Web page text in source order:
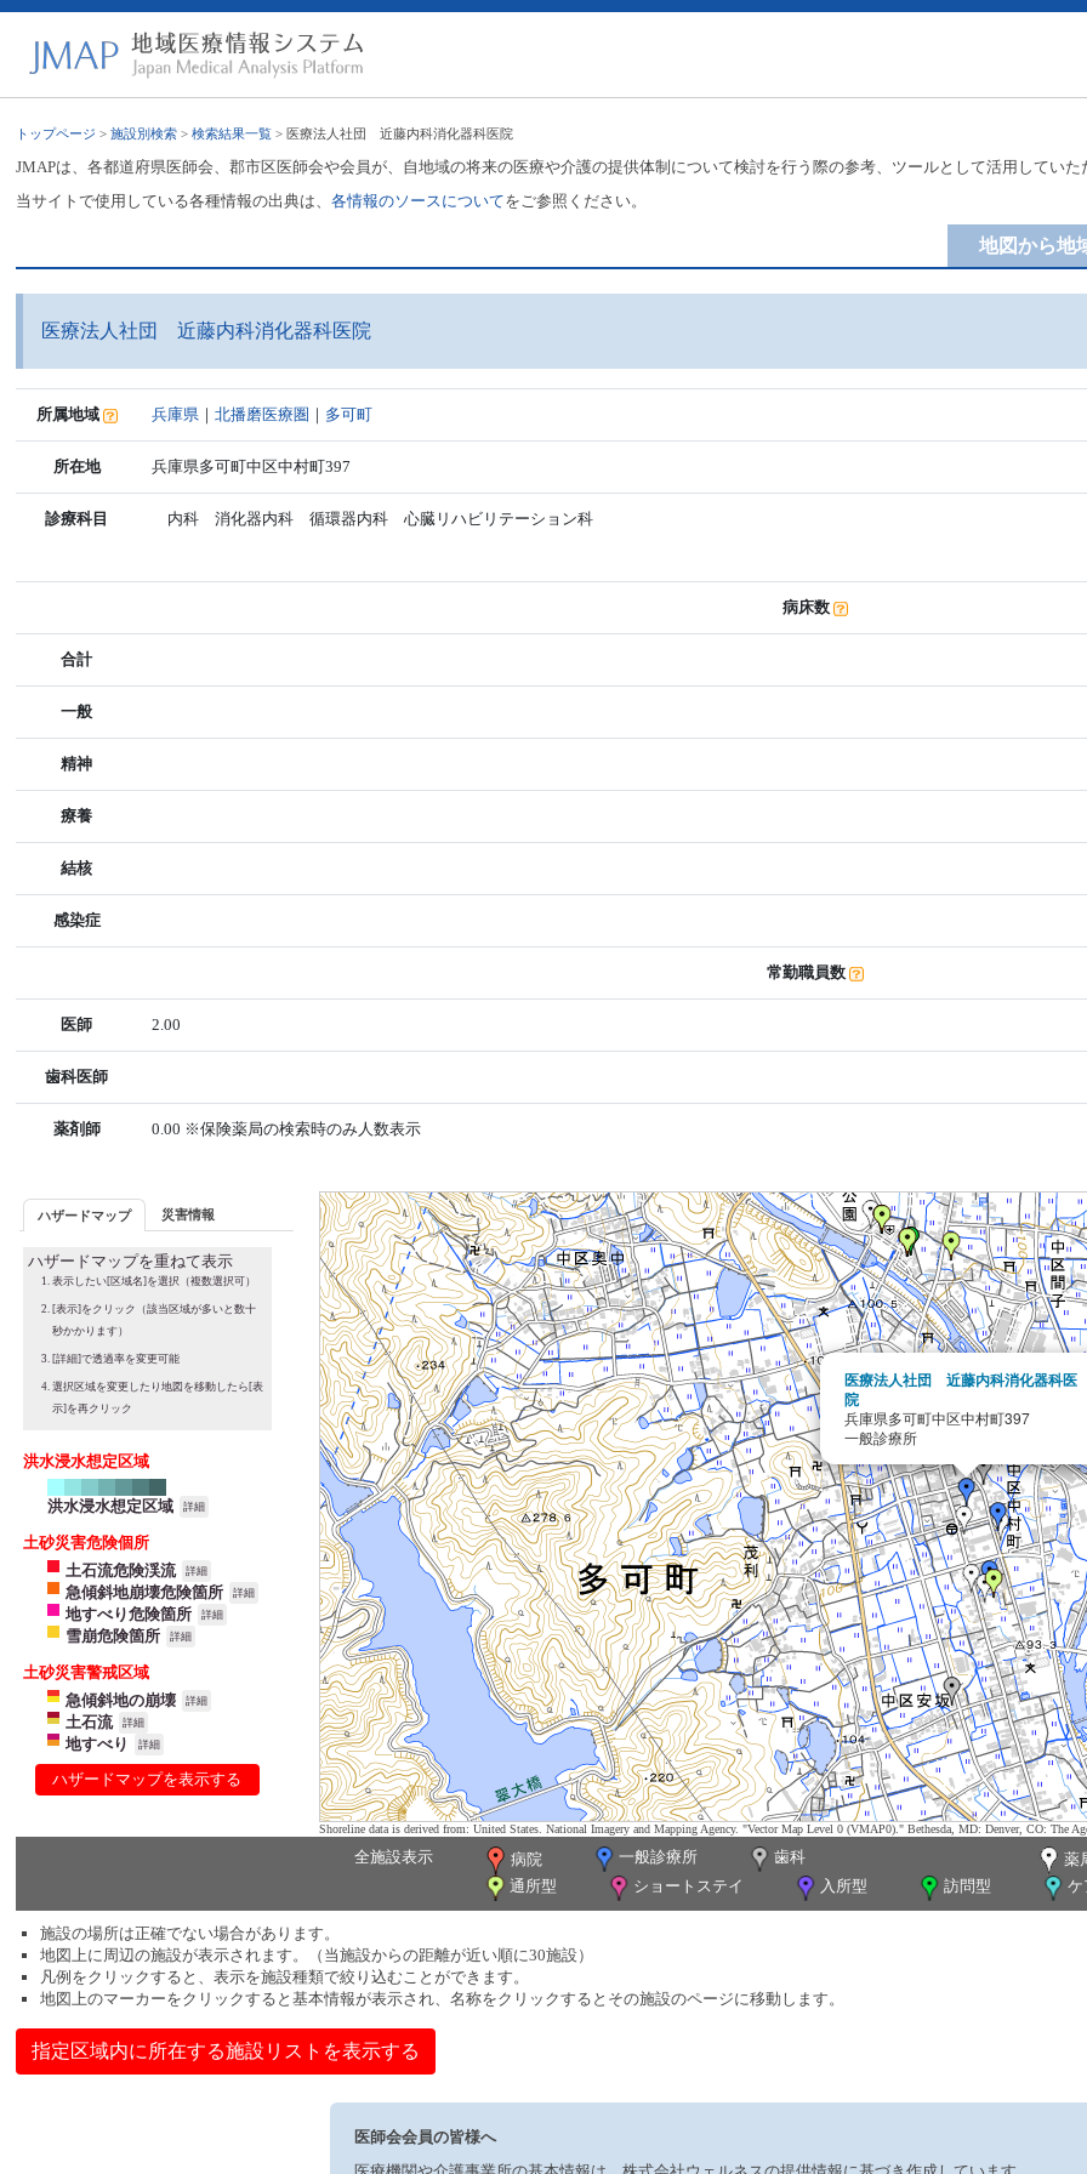
トップページ >施設別検索 >検索結果一覧 > 医療法人社団 近藤内科消化器科医院
JMAPは、各都道府県医師会、郡市区医師会や会員が、自地域の将来の医療や介護の提供体制について検討を行う際の参考、ツールとして活用してい
当サイトで使用している各種情報の出典は、各情報のソースについてをご参照ください。
地図から地
医療法人社団 近藤内科消化器科医院
所属地域 兵庫県 ｜北播磨医療圏 ｜ 多可町
所在地 兵庫県多可町中区中村町397
診療科目 内科 消化器内科 循環器内科 心臓リハビリテーション科
病床数
合計
一般
精神
療養
結核
感染症
常勤職員数
医師 2.00
歯科医師
薬剤師 0.00 ※保険薬局の検索時のみ人数表示
ハザードマップ 災害情報
ハザードマップを重ねて表示
表示したい[区域名]を選択（複数選択可）
[表示]をクリック（該当区域が多いと数十
秒かかります）
[詳細]で透過率を変更可能
選択区域を変更したり地図を移動したら[表
示]を再クリック
洪水浸水想定区域
洪水浸水想定区域 詳細
土砂災害危険個所
土石流危険渓流
詳細
急傾斜地崩壊危険箇所 詳細
地すべり危険箇所 詳細
雪崩危険箇所 詳細
土砂災害警戒区域
急傾斜地の崩壊
詳細
土石流 詳細
地すべり 詳細
ハザードマップを表示する
医療法人社団 近藤内科消化器科医
院
兵庫県多可町中区中村町397
一般診療所
Shoreline data is derived from: United States. National Imagery and Mapping Agency. "Vector Map Level 0 (VMAP0)." Bethesda, MD: Denver, CO: The
全施設表示 病院 一般診療所 歯科
薬
通所型
ショートステイ 入所型 訪問型 ケ
施設の場所は正確でない場合があります。
地図上に周辺の施設が表示されます。（当施設からの距離が近い順に30施設）
凡例をクリックすると、表示を施設種類で絞り込むことができます。
地図上のマーカーをクリックすると基本情報が表示され、名称をクリックするとその施設のページに移動します。
指定区域内に所在する施設リストを表示する
医師会会員の皆様へ